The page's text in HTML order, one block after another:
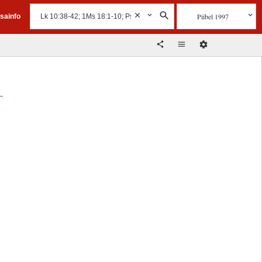
Piibel 1997